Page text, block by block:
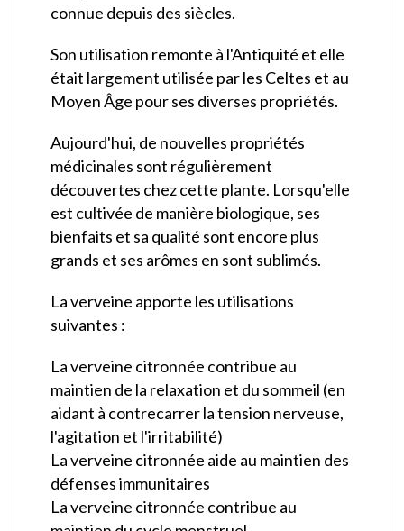
connue depuis des siècles.
Son utilisation remonte à l'Antiquité et elle
était largement utilisée par les Celtes et au
Moyen Âge pour ses diverses propriétés.
Aujourd'hui, de nouvelles propriétés
médicinales sont régulièrement
découvertes chez cette plante. Lorsqu'elle
est cultivée de manière biologique, ses
bienfaits et sa qualité sont encore plus
grands et ses arômes en sont sublimés.
La verveine apporte les utilisations
suivantes :
La verveine citronnée contribue au
maintien de la relaxation et du sommeil (en
aidant à contrecarrer la tension nerveuse,
l'agitation et l'irritabilité)
La verveine citronnée aide au maintien des
défenses immunitaires
La verveine citronnée contribue au